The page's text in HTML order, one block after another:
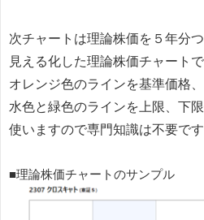
次チャートは理論株価を５年分
見える化した理論株価チャートで
オレンジ色のラインを基準価格、
水色と緑色のラインを上限、下
使いますので専門知識は不要です
■理論株価チャートのサンプル